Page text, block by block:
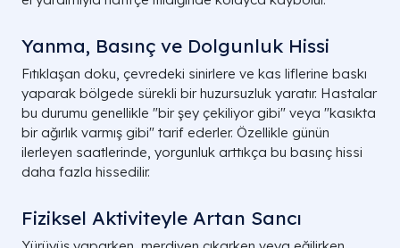
Yanma, Basınç ve Dolgunluk Hissi
Fıtıklaşan doku, çevredeki sinirlere ve kas liflerine baskı
yaparak bölgede sürekli bir huzursuzluk yaratır. Hastalar
bu durumu genellikle "bir şey çekiliyor gibi" veya "kasıkta
bir ağırlık varmış gibi" tarif ederler. Özellikle günün
ilerleyen saatlerinde, yorgunluk arttıkça bu basınç hissi
daha fazla hissedilir.
Fiziksel Aktiviteyle Artan Sancı